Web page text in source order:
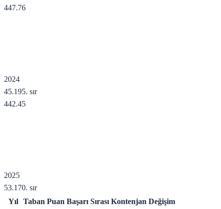
447.76
2024
45.195. sır
442.45
2025
53.170. sır
Yıl Taban Puan Başarı Sırası Kontenjan Değişim